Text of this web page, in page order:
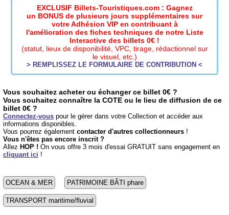
EXCLUSIF Billets-Touristiques.com : Gagnez
un BONUS de plusieurs jours supplémentaires sur
votre Adhésion VIP en contribuant à
l'amélioration des fiches techniques de notre Liste
Interactive des billets 0€ !
(statut, lieux de disponibilité, VPC, tirage, rédactionnel sur
le visuel, etc.)
> REMPLISSEZ LE FORMULAIRE DE CONTRIBUTION <
Vous souhaitez acheter ou échanger ce billet 0€ ?
Vous souhaitez connaître la COTE ou le lieu de diffusion de ce
billet 0€ ?
Connectez-vous pour le gérer dans votre Collection et accéder aux
informations disponibles.
Vous pourrez également contacter d'autres collectionneurs !
Vous n'êtes pas encore inscrit ?
Allez HOP ! On vous offre 3 mois d'essai GRATUIT sans engagement en
cliquant ici !
OCEAN & MER PATRIMOINE BÂTI phare
TRANSPORT maritime/fluvial